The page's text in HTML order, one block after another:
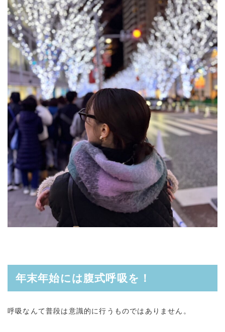
年末年始には腹式呼吸を！
呼吸なんて普段は意識的に行うものではありません。